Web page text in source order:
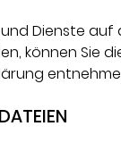
Dienste auf
können Sie